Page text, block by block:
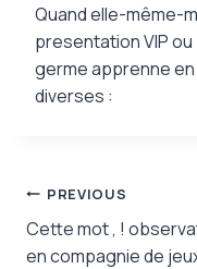
Quand elle-même-
presentation VIP
germe apprenne
diverses :
Post
navigation
PREVIOUS
Cette mot , !
en compagnie de